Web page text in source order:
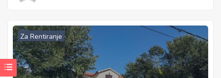
Za Rentiranje